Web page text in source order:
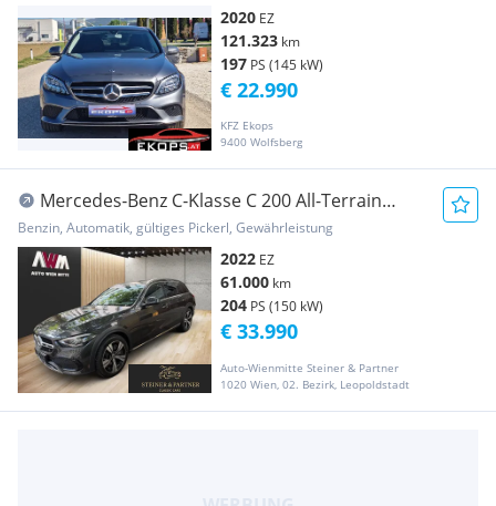
2020 EZ
121.323 km
197 PS (145 kW)
KFZ Ekops
9400 Wolfsberg
€ 22.990
Mercedes-Benz C-Klasse C 200 All-Terrain
4Matic (EUR
Benzin, Automatik, gültiges Pickerl, Gewährleistung
2022 EZ
61.000 km
204 PS (150 kW)
Auto-Wienmitte Steiner & Partner
1020 Wien, 02. Bezirk, Leopoldstadt
€ 33.990